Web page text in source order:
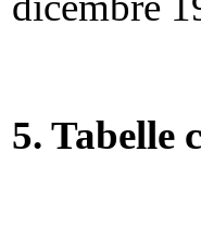
5. Tabelle